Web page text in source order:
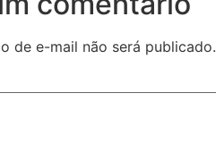
de e-mail não será publicado.